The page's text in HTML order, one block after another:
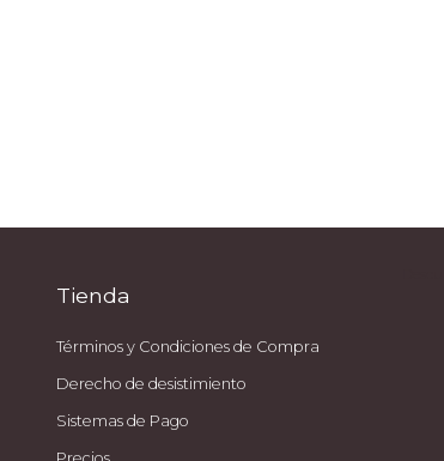
Tienda
Términos y Condiciones de Compra
Derecho de desistimiento
Sistemas de Pago